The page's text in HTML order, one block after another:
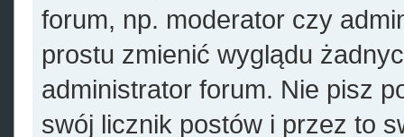
forum, np. moderator czy
prostu zmienić wyglądu
administrator forum. Nie pisz
swój licznik postów i przez to